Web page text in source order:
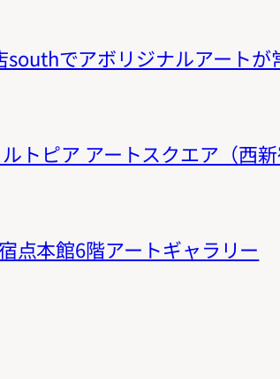
でアボリジナルアートが
トピア アートスクエア（西新
点本館6階アートギャラリー